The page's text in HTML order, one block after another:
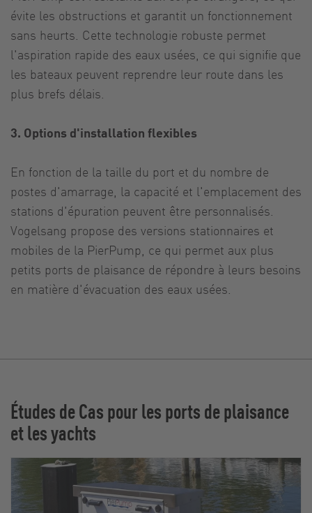
évite les obstructions et garantit un fonctionnement
sans heurts. Cette technologie robuste permet
l'aspiration rapide des eaux usées, ce qui signifie que
les bateaux peuvent reprendre leur route dans les
plus brefs délais.
3. Options d'installation flexibles
En fonction de la taille du port et du nombre de
postes d'amarrage, la capacité et l'emplacement des
stations d'épuration peuvent être personnalisés.
Vogelsang propose des versions stationnaires et
mobiles de la PierPump, ce qui permet aux plus
petits ports de plaisance de répondre à leurs besoins
en matière d'évacuation des eaux usées.
Études de Cas pour les ports de plaisance
et les yachts